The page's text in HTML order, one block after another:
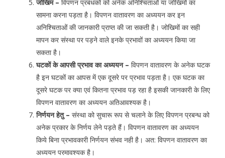
जोखिम – विपणन प्रबंधकों को अनेक अनिश्चिताओं या जोखिमों का
सामना करना पड़ता है। विपणन वातावरण का अध्ययन कर इन
अनिश्चिताओं की जानकारी प्राप्त की जा सकती है। जोखिमों का सही
मापन कर संस्था पर पड़ने वाले इनके प्रभावों का अध्ययन किया जा
सकता है।
घटकों के आपसी प्रभाव का अध्ययन – विपणन वातावरण के अनेक घटक
है इन घटकों का आपस में एक दूसरे पर प्रभाव पड़ता है। एक घटक का
दूसरे घटक पर क्या एवं कितना प्रभाव पड़ रहा है इसकी जानकारी के लिए
विपणन वातावरण का अध्ययन अतिआवश्यक है।
निर्णयन हेतु – संस्था को सुचारू रूप से चलाने के लिए विपणन प्रबन्ध को
अनेक प्रकार के निर्णय लेने पड़ते हैं। विपणन वातावरण का अध्ययन
किये बिना प्रभावकारी निर्णयन संभव नही है। अत: विपणन वातावरण का
अध्ययन परमावश्यक है।